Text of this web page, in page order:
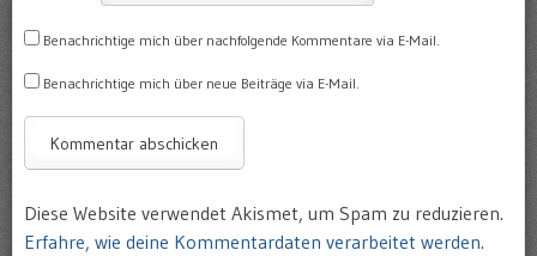
Benachrichtige mich über nachfolgende Kommentare via E-Mail.
Benachrichtige mich über neue Beiträge via E-Mail.
Diese Website verwendet Akismet, um Spam zu reduzieren.
Erfahre, wie deine Kommentardaten verarbeitet werden.